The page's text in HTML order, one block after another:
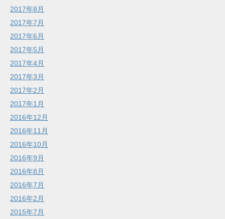
2017年8月
2017年7月
2017年6月
2017年5月
2017年4月
2017年3月
2017年2月
2017年1月
2016年12月
2016年11月
2016年10月
2016年9月
2016年8月
2016年7月
2016年2月
2015年7月